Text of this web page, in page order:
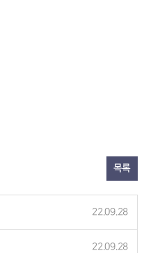
목록
22.09.28
22.09.28